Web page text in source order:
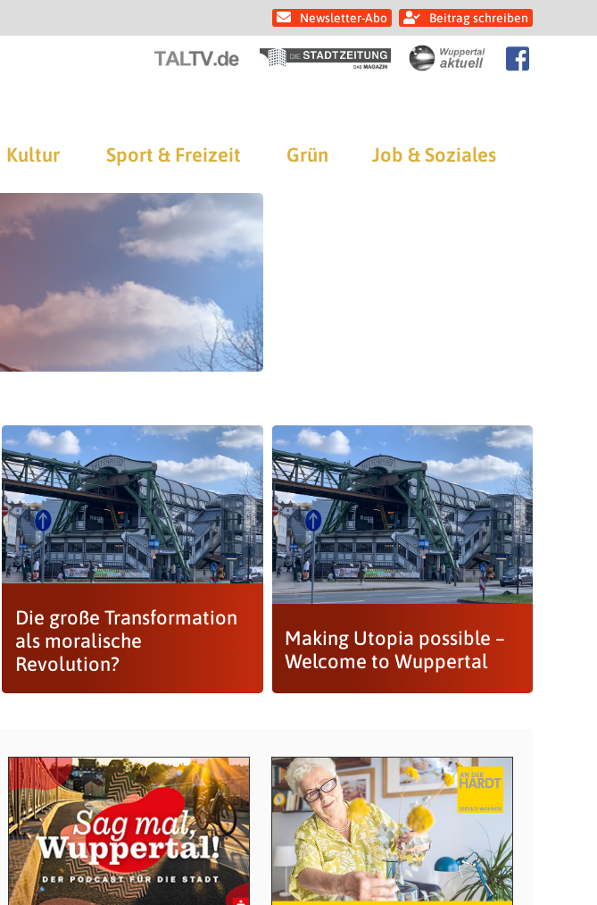
Newsletter-Abo Beitrag schreiben
Kultur Sport & Freizeit Grün Job & Soziales
Die große Transformation
als moralische
Revolution?
Making Utopia possible –
Welcome to Wuppertal